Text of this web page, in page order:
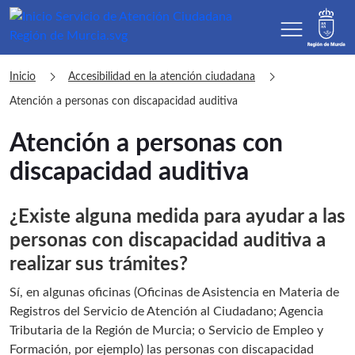
sac Atención a personas con menu
Inicio chevron_right Accesibilidad en la atención ciudadana chevron_right
Atención a personas con discapacidad auditiva
Atención a personas con
discapacidad auditiva
¿Existe alguna medida para ayudar a las
personas con discapacidad auditiva a
realizar sus trámites?
Sí, en algunas oficinas (Oficinas de Asistencia en Materia de
Registros del Servicio de Atención al Ciudadano; Agencia
Tributaria de la Región de Murcia; o Servicio de Empleo y
Formación, por ejemplo) las personas con discapacidad